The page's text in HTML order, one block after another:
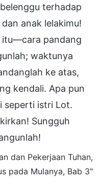
terhadap
anak lelakimu!
itu—cara pandang
waktunya
ke atas,
kendali. Apa pun
seperti istri Lot.
Sungguh
dan Pekerjaan Tuhan,
pada Mulanya, Bab 3"